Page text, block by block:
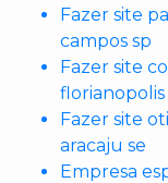
Fazer site
campos sp
Fazer site
florianopolis
Fazer site
aracaju se
Empresa